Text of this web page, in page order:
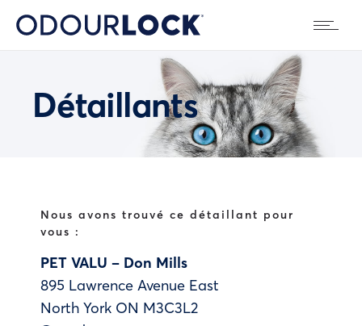
Détaillants
Nous avons trouvé ce détaillant pour
vous :
PET VALU – Don Mills
895 Lawrence Avenue East
North York ON M3C3L2